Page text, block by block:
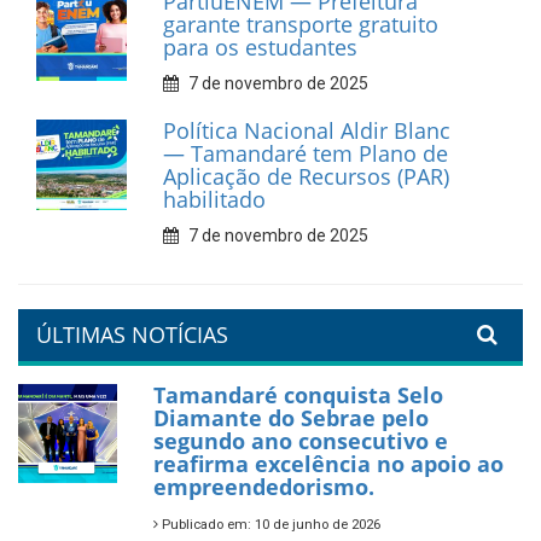
catadores de materiais
recicláveis
9 de fevereiro de 2026
Prefeitura de Tamandaré
reforça diálogo e
compromisso com a
valorização da educação
7 de fevereiro de 2026
orla da cidade.
PartiuENEM — Prefeitura
garante transporte gratuito
para os estudantes
7 de novembro de 2025
Política Nacional Aldir Blanc